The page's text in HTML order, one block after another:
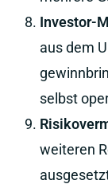
Investor-
aus dem
selbst
weiteren